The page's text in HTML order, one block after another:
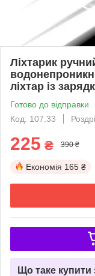
Ліхтарик
ліхтар із
Готово до відправки
Код: 107.33
225 ₴ 390 ₴
Економія 165 ₴
Що таке